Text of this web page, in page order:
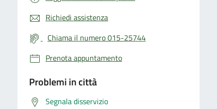
Richiedi assistenza
Chiama il numero 015-25744
Prenota appuntamento
Problemi in città
Segnala disservizio